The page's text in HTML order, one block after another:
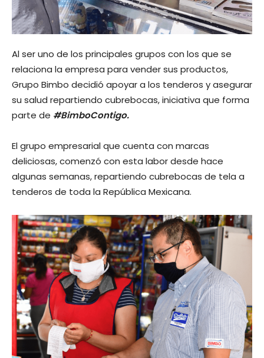
Al ser uno de los principales grupos con los que se
relaciona la empresa para vender sus productos,
Grupo Bimbo decidió apoyar a los tenderos y asegurar
su salud repartiendo cubrebocas, iniciativa que forma
parte de #BimboContigo.
El grupo empresarial que cuenta con marcas
deliciosas, comenzó con esta labor desde hace
algunas semanas, repartiendo cubrebocas de tela a
tenderos de toda la República Mexicana.